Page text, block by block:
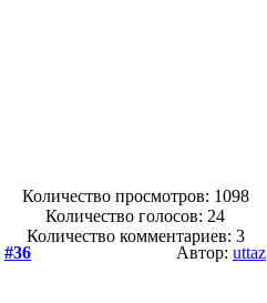
Количество просмотров: 1098
Количество голосов: 24
Количество комментариев: 3
#36 Автор: uttaz